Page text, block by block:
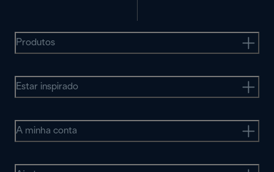
Produtos
Estar inspirado
A minha conta